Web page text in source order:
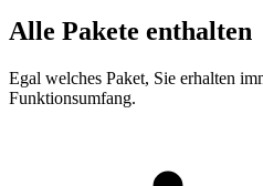
Alle Pakete enthalten
Egal welches Paket, Sie erhalten
Funktionsumfang.